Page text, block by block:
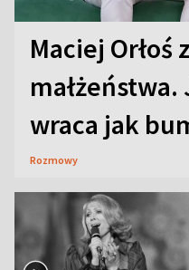
Maciej Orłoś
wraca jak
Rozmowy